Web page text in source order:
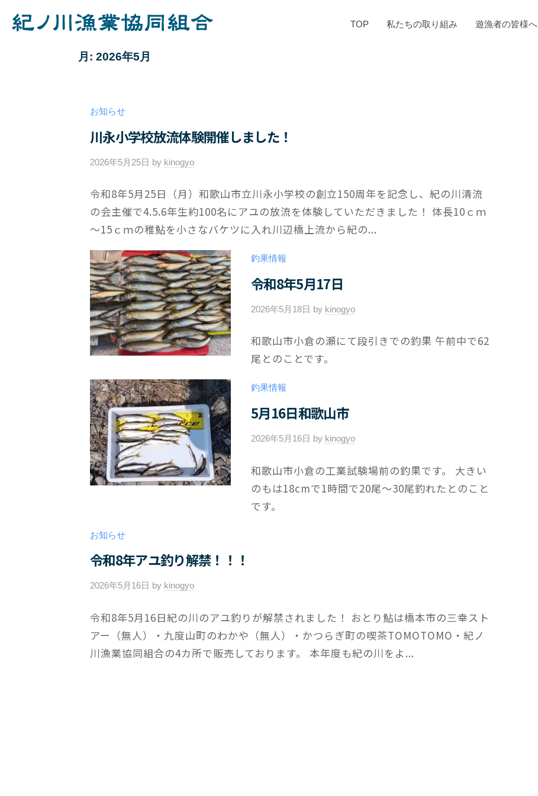
TOP 私たちの取り組み 遊漁者の皆様へ
月: 2026年5月
お知らせ
川永小学校放流体験開催しました！
2026年5月25日 by kinogyo
件
の
コ
ン
ト
令和8年5月25日（月）和歌山市立川永小学校の創立150周年を記念し、紀の川清流
の会主催で4.5.6年生約100名にアユの放流を体験していただきました！ 体長10ｃｍ
～15ｃｍの稚鮎を小さなバケツに入れ川辺橋上流から紀の...
釣果情報
令和8年5月17日
2026年5月18日 by kinogyo/
件
和歌山市小倉の瀬にて段引きでの釣果 午前中で62
尾とのことです。
釣果情報
5月16日和歌山市
2026年5月16日 by kinogyo/
件
の
和歌山市小倉の工業試験場前の釣果です。 大きい
のもは18cmで1時間で20尾～30尾釣れたとのこと
です。
お知らせ
令和8年アユ釣り解禁！！！
2026年5月16日 by kinogyo
件
の
コ
令和8年5月16日紀の川のアユ釣りが解禁されました！ おとり鮎は橋本市の三幸スト
アー（無人）・九度山町のわかや（無人）・かつらぎ町の喫茶TOMOTOMO・紀ノ
川漁業協同組合の4カ所で販売しております。 本年度も紀の川をよ...
ノ
川